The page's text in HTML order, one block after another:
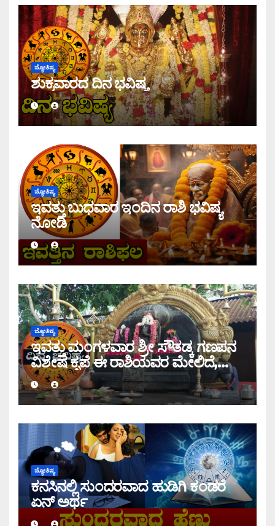
ಜ್ಯೋತಿಷ್ಯ
ಶುಕ್ರವಾರದ ದಿನ ಭವಿಷ್ಯ
ಜ್ಯೋತಿಷ್ಯ
ಇವತ್ತು ಬುಧವಾರ ಇಂದಿನ ರಾಶಿ ಭವಿಷ್ಯ
ನೋಡಿ
ಜ್ಯೋತಿಷ್ಯ
ಇವತ್ತು ಮಂಗಳವಾರ ಶ್ರೀ ಸೌತಡ್ಕ ಗಣಪನ
ವಿಶೇಷ ಕೃಪೆ ಈ ರಾಶಿಯವರ ಮೇಲಿದೆ,
ಇಂದಿನ ರಾಶಿ ಭವಿಷ್ಯ ತಿಳಿಯಿರಿ
ಜ್ಯೋತಿಷ್ಯ
ಕನಸಿನಲ್ಲಿ ಸುಂದರವಾದ ಹುಡಿಗಿ ಕಂಡರೆ
ಏನ್ ಅರ್ಥ